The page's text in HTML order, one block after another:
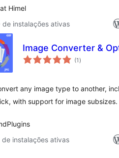
Himel
de instalações ativas
Image Converter &
(1 total
de
)
any image type to another,
with support for image subsizes.
de instalações ativas